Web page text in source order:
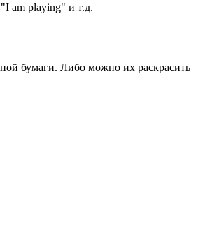
am playing" и т.д.
бумаги. Либо можно их раскрасить